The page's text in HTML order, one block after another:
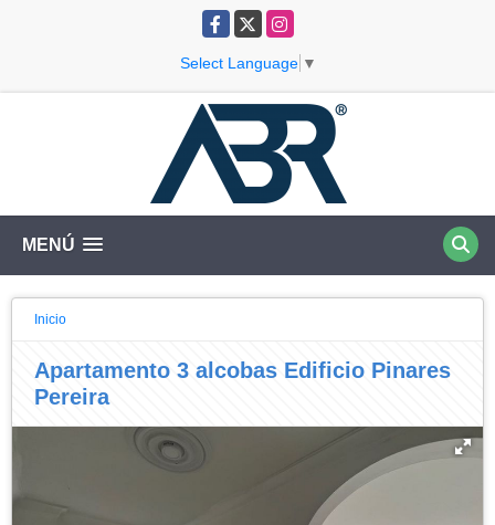
Facebook
X Instagram
Select Language ▼
MENÚ
Inicio
Apartamento 3 alcobas Edificio Pinares
Pereira